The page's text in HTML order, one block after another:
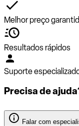
Melhor preço
Resultados rápidos
Suporte
Precisa de
Falar com